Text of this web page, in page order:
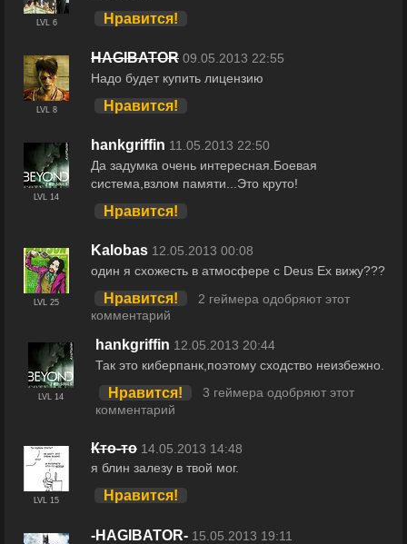
LVL 6 Нравится!
LVL 8
HAGIBATOR 09.05.2013 22:55
Надо будет купить лицензию
Нравится!
LVL 14
hankgriffin 11.05.2013 22:50
Да задумка очень интересная.Боевая
система,взлом памяти...Это круто!
Нравится!
LVL 25
Kalobas 12.05.2013 00:08
один я схожесть в атмосфере с Deus Ex вижу???
Нравится!
2 геймера одобряют этот
комментарий
LVL 14
hankgriffin 12.05.2013 20:44
Так это киберпанк,поэтому сходство неизбежно.
Нравится!
3 геймера одобряют этот
комментарий
LVL 15
Кто-то 14.05.2013 14:48
я блин залезу в твой мог.
Нравится!
-HAGIBATOR- 15.05.2013 19:11